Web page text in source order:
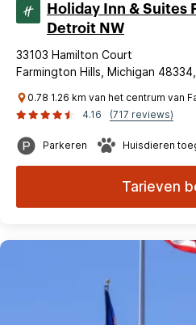
Holiday Inn & Suites
Detroit NW
33103 Hamilton Court
Farmington Hills, Michigan
0.78 1.26 km van het centrum van
4.16
(717 reviews)
Parkeren Huisdieren
Tarieven